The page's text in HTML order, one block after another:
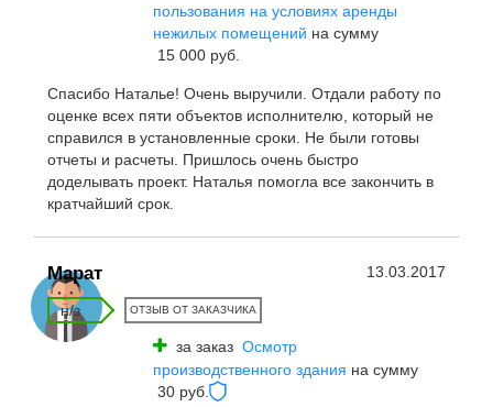
пользования на условиях аренды
нежилых помещений на сумму
15 000 руб.
Спасибо Наталье! Очень выручили. Отдали работу по
оценке всех пяти объектов исполнителю, который не
справился в установленные сроки. Не были готовы
отчеты и расчеты. Пришлось очень быстро
доделывать проект. Наталья помогла все закончить в
кратчайший срок.
Марат 13.03.2017
н/з ОТЗЫВ ОТ ЗАКАЗЧИКА
за заказ Осмотр
производственного здания на сумму
30 руб.